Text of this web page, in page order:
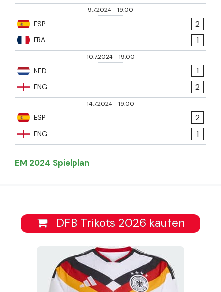
9.7.2024-19:00
ESP
FRA
2
1
10.7.2024-19:00
NED
ENG
1
2
14.7.2024-19:00
ESP
ENG
2
1
EM 2024 Spielplan
DFB Trikots 2026 kaufen